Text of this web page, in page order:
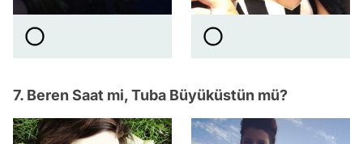
7. Beren Saat mi, Tuba Büyüküstün mü?